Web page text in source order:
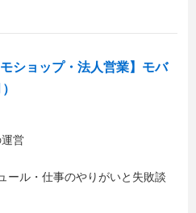
ショップ・法人営業】モバ
営
ル・仕事のやりがいと失敗談